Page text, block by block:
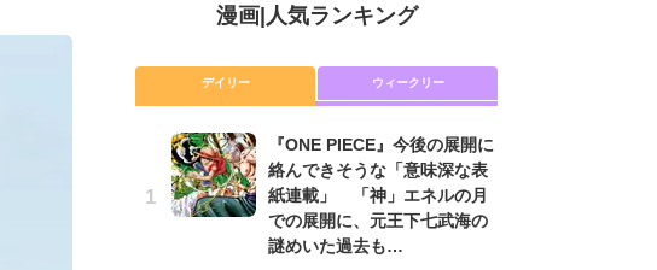
漫画| 人気ランキング
デイリー ウィークリー
『ONE PIECE』今後の展開に
絡んできそうな「意味深な表
紙連載」 「神」エネルの月
での展開に、元王下七武海の
謎めいた過去も…